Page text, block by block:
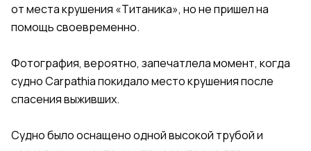
от места крушения «Титаника», но не пришел на
помощь своевременно.
Фотография, вероятно, запечатлела момент, когда
судно Carpathia покидало место крушения после
спасения выживших.
Судно было оснащено одной высокой трубой и